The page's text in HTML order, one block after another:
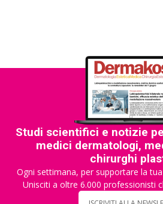
Studi scientifici e notizie
medici dermatologi,
chirurghi
Ogni settimana, per supportare la
Unisciti a oltre 6.000 professionisti